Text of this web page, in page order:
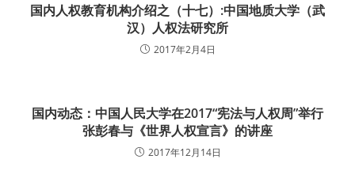
国内人权教育机构介绍之（十七）:中国地质大学（武
汉）人权法研究所
2017年2月4日
国内动态：中国人民大学在2017“宪法与人权周”举行
张彭春与《世界人权宣言》的讲座
2017年12月14日